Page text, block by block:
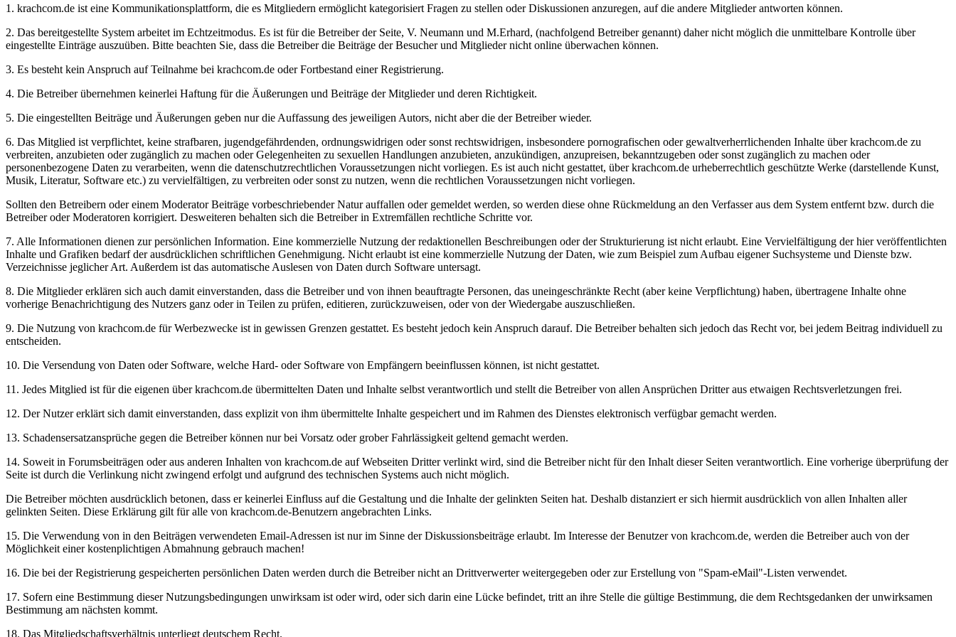
1. krachcom.de ist eine Kommunikationsplattform, die es Mitgliedern ermöglicht kategorisiert Fragen zu stellen oder Diskussionen anzuregen, auf die andere Mitglieder antworten können.
2. Das bereitgestellte System arbeitet im Echtzeitmodus. Es ist für die Betreiber der Seite, V. Neumann und M.Erhard, (nachfolgend Betreiber genannt) daher nicht möglich die unmittelbare Kontrolle über
eingestellte Einträge auszuüben. Bitte beachten Sie, dass die Betreiber die Beiträge der Besucher und Mitglieder nicht online überwachen können.
3. Es besteht kein Anspruch auf Teilnahme bei krachcom.de oder Fortbestand einer Registrierung.
4. Die Betreiber übernehmen keinerlei Haftung für die Äußerungen und Beiträge der Mitglieder und deren Richtigkeit.
5. Die eingestellten Beiträge und Äußerungen geben nur die Auffassung des jeweiligen Autors, nicht aber die der Betreiber wieder.
6. Das Mitglied ist verpflichtet, keine strafbaren, jugendgefährdenden, ordnungswidrigen oder sonst rechtswidrigen, insbesondere pornografischen oder gewaltverherrlichenden Inhalte über krachcom.de zu
verbreiten, anzubieten oder zugänglich zu machen oder Gelegenheiten zu sexuellen Handlungen anzubieten, anzukündigen, anzupreisen, bekanntzugeben oder sonst zugänglich zu machen oder
personenbezogene Daten zu verarbeiten, wenn die datenschutzrechtlichen Voraussetzungen nicht vorliegen. Es ist auch nicht gestattet, über krachcom.de urheberrechtlich geschützte Werke (darstellende Kunst,
Musik, Literatur, Software etc.) zu vervielfältigen, zu verbreiten oder sonst zu nutzen, wenn die rechtlichen Voraussetzungen nicht vorliegen.
Sollten den Betreibern oder einem Moderator Beiträge vorbeschriebender Natur auffallen oder gemeldet werden, so werden diese ohne Rückmeldung an den Verfasser aus dem System entfernt bzw. durch die
Betreiber oder Moderatoren korrigiert. Desweiteren behalten sich die Betreiber in Extremfällen rechtliche Schritte vor.
7. Alle Informationen dienen zur persönlichen Information. Eine kommerzielle Nutzung der redaktionellen Beschreibungen oder der Strukturierung ist nicht erlaubt. Eine Vervielfältigung der hier veröffentlichten
Inhalte und Grafiken bedarf der ausdrücklichen schriftlichen Genehmigung. Nicht erlaubt ist eine kommerzielle Nutzung der Daten, wie zum Beispiel zum Aufbau eigener Suchsysteme und Dienste bzw.
Verzeichnisse jeglicher Art. Außerdem ist das automatische Auslesen von Daten durch Software untersagt.
8. Die Mitglieder erklären sich auch damit einverstanden, dass die Betreiber und von ihnen beauftragte Personen, das uneingeschränkte Recht (aber keine Verpflichtung) haben, übertragene Inhalte ohne
vorherige Benachrichtigung des Nutzers ganz oder in Teilen zu prüfen, editieren, zurückzuweisen, oder von der Wiedergabe auszuschließen.
9. Die Nutzung von krachcom.de für Werbezwecke ist in gewissen Grenzen gestattet. Es besteht jedoch kein Anspruch darauf. Die Betreiber behalten sich jedoch das Recht vor, bei jedem Beitrag individuell zu
entscheiden.
10. Die Versendung von Daten oder Software, welche Hard- oder Software von Empfängern beeinflussen können, ist nicht gestattet.
11. Jedes Mitglied ist für die eigenen über krachcom.de übermittelten Daten und Inhalte selbst verantwortlich und stellt die Betreiber von allen Ansprüchen Dritter aus etwaigen Rechtsverletzungen frei.
12. Der Nutzer erklärt sich damit einverstanden, dass explizit von ihm übermittelte Inhalte gespeichert und im Rahmen des Dienstes elektronisch verfügbar gemacht werden.
13. Schadensersatzansprüche gegen die Betreiber können nur bei Vorsatz oder grober Fahrlässigkeit geltend gemacht werden.
14. Soweit in Forumsbeiträgen oder aus anderen Inhalten von krachcom.de auf Webseiten Dritter verlinkt wird, sind die Betreiber nicht für den Inhalt dieser Seiten verantwortlich. Eine vorherige überprüfung der
Seite ist durch die Verlinkung nicht zwingend erfolgt und aufgrund des technischen Systems auch nicht möglich.
Die Betreiber möchten ausdrücklich betonen, dass er keinerlei Einfluss auf die Gestaltung und die Inhalte der gelinkten Seiten hat. Deshalb distanziert er sich hiermit ausdrücklich von allen Inhalten aller
gelinkten Seiten. Diese Erklärung gilt für alle von krachcom.de-Benutzern angebrachten Links.
15. Die Verwendung von in den Beiträgen verwendeten Email-Adressen ist nur im Sinne der Diskussionsbeiträge erlaubt. Im Interesse der Benutzer von krachcom.de, werden die Betreiber auch von der
Möglichkeit einer kostenplichtigen Abmahnung gebrauch machen!
16. Die bei der Registrierung gespeicherten persönlichen Daten werden durch die Betreiber nicht an Drittverwerter weitergegeben oder zur Erstellung von "Spam-eMail"-Listen verwendet.
17. Sofern eine Bestimmung dieser Nutzungsbedingungen unwirksam ist oder wird, oder sich darin eine Lücke befindet, tritt an ihre Stelle die gültige Bestimmung, die dem Rechtsgedanken der unwirksamen
Bestimmung am nächsten kommt.
18. Das Mitgliedschaftsverhältnis unterliegt deutschem Recht.